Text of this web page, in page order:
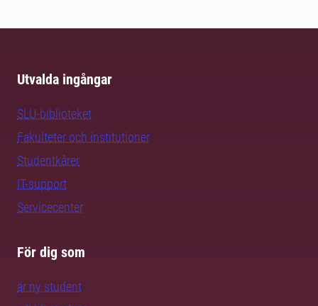
Utvalda ingångar
SLU-biblioteket
Fakulteter och institutioner
Studentkårer
IT-support
Servicecenter
För dig som
är ny student